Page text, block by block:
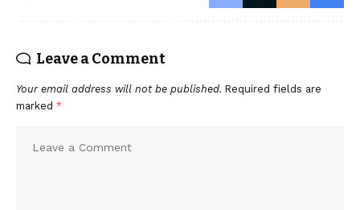
Leave a Comment
Your email address will not be published. Required fields are
marked *